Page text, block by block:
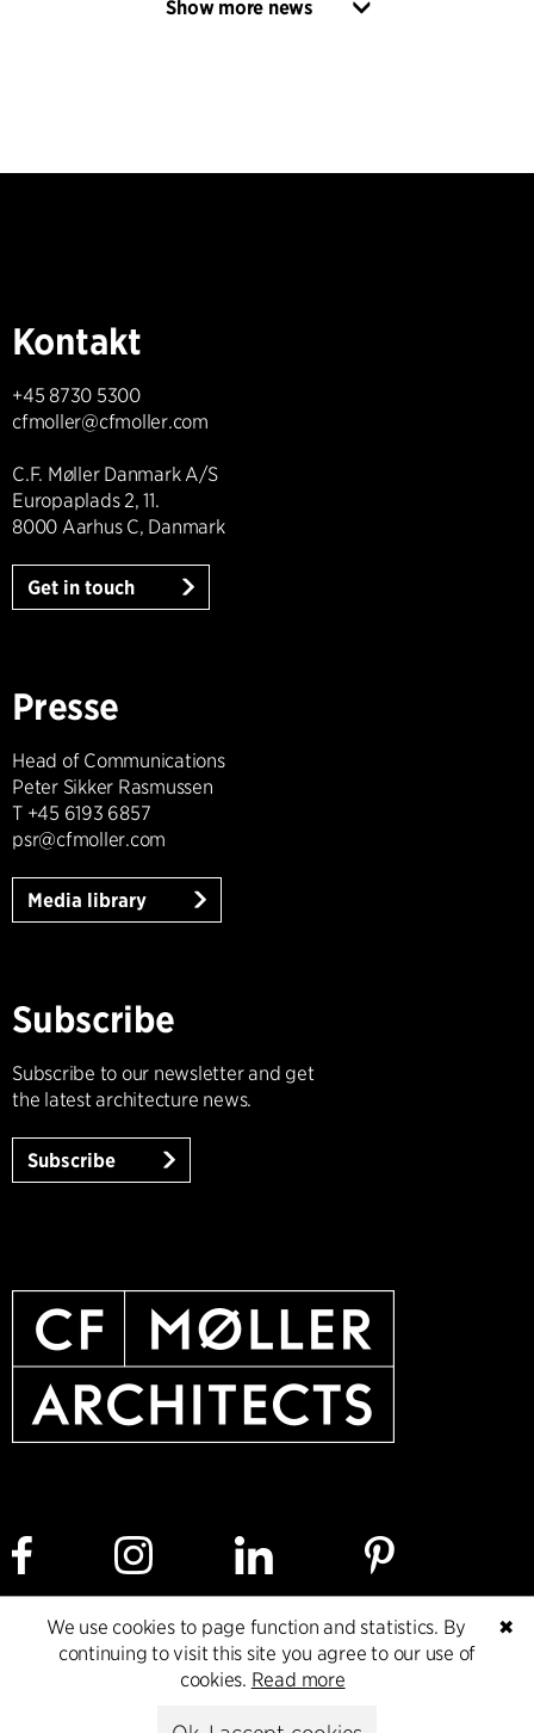
Show more news
Kontakt
+45 8730 5300
cfmoller@cfmoller.com
C.F. Møller Danmark A/S
Europaplads 2, 11.
8000 Aarhus C, Danmark
Get in touch
Presse
Head of Communications
Peter Sikker Rasmussen
T +45 6193 6857
psr@cfmoller.com
Media library
Subscribe
Subscribe to our newsletter and get
the latest architecture news.
Subscribe
Cookie policy Data ethics policy
Privacy policy
✖
We use cookies to page function and statistics. By
continuing to visit this site you agree to our use of
cookies. Read more